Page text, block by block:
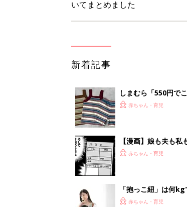
いてまとめました
新着記事
しまむら「550円で
夏のバズりトップス4
赤ちゃん・育児
【漫画】娘も夫も
うふう子育て ＃92』
赤ちゃん・育児
「抱っこ紐」は何
赤ちゃん・育児